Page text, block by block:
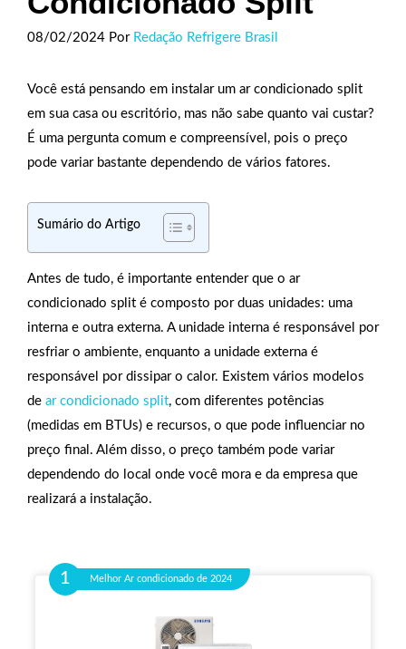
08/02/2024 Por Redação Refrigere Brasil
Você está pensando em instalar um ar condicionado split
em sua casa ou escritório, mas não sabe quanto vai custar?
É uma pergunta comum e compreensível, pois o preço
pode variar bastante dependendo de vários fatores.
Sumário do Artigo
Antes de tudo, é importante entender que o ar
condicionado split é composto por duas unidades: uma
interna e outra externa. A unidade interna é responsável por
resfriar o ambiente, enquanto a unidade externa é
responsável por dissipar o calor. Existem vários modelos
de ar condicionado split, com diferentes potências
(medidas em BTUs) e recursos, o que pode influenciar no
preço final. Além disso, o preço também pode variar
dependendo do local onde você mora e da empresa que
realizará a instalação.
Melhor Ar condicionado de 2024